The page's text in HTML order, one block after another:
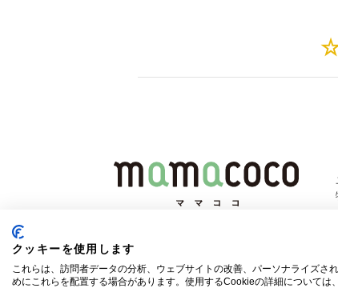
クッキーを使用します
これらは、訪問者データの分析、ウェブサイトの改善、パーソナライズさ
めにこれらを配置する場合があります。使用するCookieの詳細については